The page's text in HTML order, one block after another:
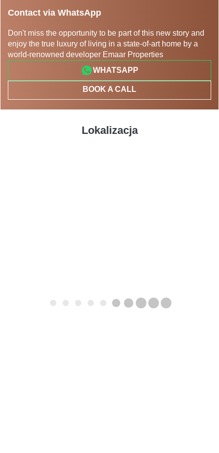
Contact via WhatsApp
Don't miss the opportunity to be part of this new story and
enjoy the true luxury of living in a state-of-art home by a
world-renowned developer Emaar Properties
WHATSAPP
BOOK A CALL
Lokalizacja